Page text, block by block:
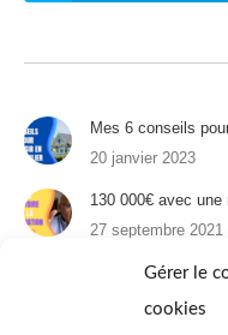
Gérer le
cookies
Mes 6 conseils
20 janvier 2023
130 000€ avec une
27 septembre 2021
Un appartement à
31 août 2021